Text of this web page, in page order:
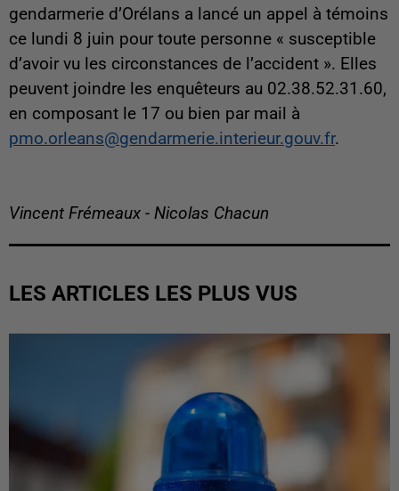
gendarmerie d’Orélans a lancé un appel à témoins
ce lundi 8 juin pour toute personne « susceptible
d’avoir vu les circonstances de l’accident ». Elles
peuvent joindre les enquêteurs au 02.38.52.31.60,
en composant le 17 ou bien par mail à
pmo.orleans@gendarmerie.interieur.gouv.fr.
Vincent Frémeaux - Nicolas Chacun
LES ARTICLES LES PLUS VUS